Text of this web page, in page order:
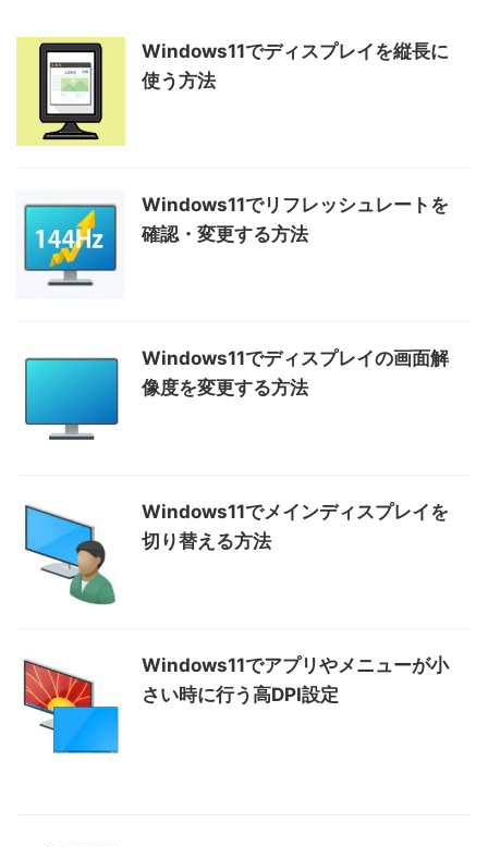
Windows11でディスプレイを縦長に
使う方法
Windows11でリフレッシュレートを
確認・変更する方法
Windows11でディスプレイの画面解
像度を変更する方法
Windows11でメインディスプレイを
切り替える方法
Windows11でアプリやメニューが小
さい時に行う高DPI設定